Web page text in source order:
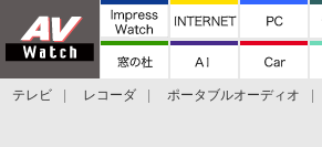
テレビ レコーダ ポータブルオーディオ